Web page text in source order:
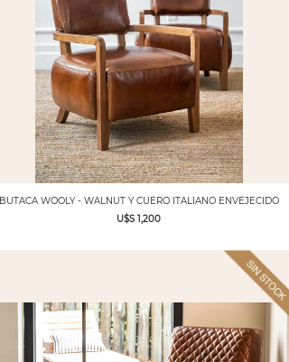
BUTACA WOOLY - WALNUT Y CUERO ITALIANO ENVEJECIDO
U$S 1,200